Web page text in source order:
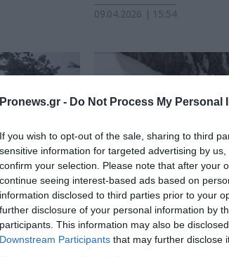
Pronews.gr - Do Not Process My Personal
If you wish to opt-out of the sale, sharing to third
sensitive information for targeted advertising by
confirm your selection. Please note that after your
continue seeing interest-based ads based on
information disclosed to third parties prior to your
further disclosure of your personal information by
participants. This information may also be
Downstream Participants that may further disclose
09.04.2026 | 15:54